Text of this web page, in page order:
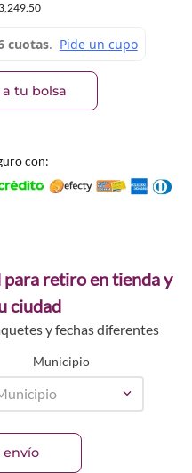
tu bolsa
con:
retiro en tienda y
ciudad
y fechas diferentes
Municipio
envío